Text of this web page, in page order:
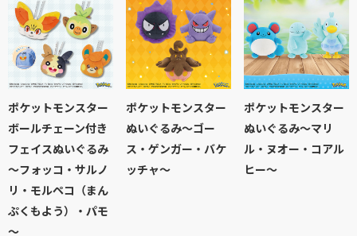
ポケットモンスター
ボールチェーン付き
フェイスぬいぐるみ
～フォッコ・サルノ
リ・モルペコ（まん
ぷくもよう）・パモ
～
ポケットモンスター
ぬいぐるみ～ゴー
ス・ゲンガー・バケ
ッチャ～
ポケットモンスター
ぬいぐるみ～マリ
ル・ヌオー・コアル
ヒー～